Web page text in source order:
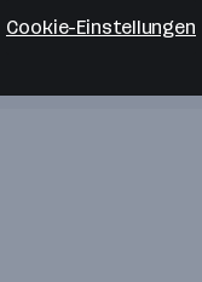
Cookie-Einstellungen